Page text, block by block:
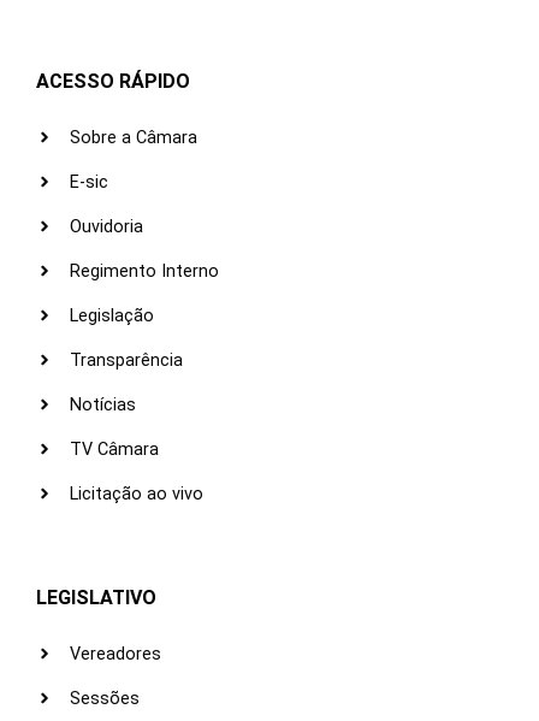
ACESSO RÁPIDO
Sobre a Câmara
E-sic
Ouvidoria
Regimento Interno
Legislação
Transparência
Notícias
TV Câmara
Licitação ao vivo
LEGISLATIVO
Vereadores
Sessões